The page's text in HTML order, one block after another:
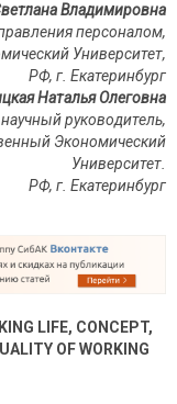
Владимировна
персоналом,
Университет,
РФ, г. Екатеринбург
Наталья Олеговна
научный руководитель,
Экономический
Университет.
РФ, г. Екатеринбург
LIFE, CONCEPT,
OF WORKING